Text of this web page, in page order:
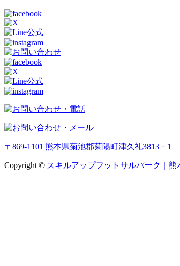
〒869-1101 熊本県菊池郡菊陽町津久礼3813－1
Copyright © スキルアップフットサルパーク｜